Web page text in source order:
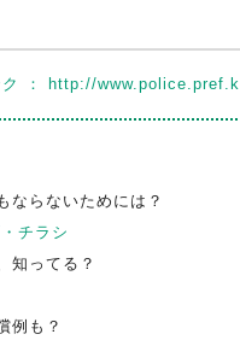
ク ： http://
ならないためには？
チラシ
知ってる？
例も？